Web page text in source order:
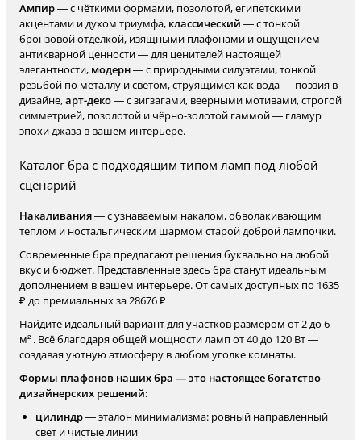
Ампир— с чёткими формами, позолотой, египетскими
акцентами и духом триумфа, классический — с тонкой
бронзовой отделкой, изящными плафонами и ощущением
антикварной ценности — для ценителей настоящей
элегантности, модерн— с природными силуэтами, тонкой
резьбой по металлу и светом, струящимся как вода — поэзия в
дизайне,арт-деко— с зигзагами, веерными мотивами, строгой
симметрией, позолотой и чёрно-золотой гаммой — гламур
эпохи джаза в вашем интерьере.
Каталог бра с подходящим типом ламп под любой
сценарий
Накаливания— с узнаваемым накалом, обволакивающим
теплом и ностальгическим шармом старой доброй лампочки.
Современные бра предлагают решения буквально на любой
вкус и бюджет. Представленные здесь бра станут идеальным
дополнением в вашем интерьере. От самых доступных по 1635
₽ до премиальных за 28676 ₽
Найдите идеальный вариант для участков размером от 2 до 6
м² . Всё благодаря общей мощности ламп от 40 до 120 Вт —
создавая уютную атмосферу в любом уголке комнаты.
Формы плафонов наших бра — это настоящее богатство
дизайнерских решений:
цилиндр— эталон минимализма: ровный направленный
свет и чистые линии